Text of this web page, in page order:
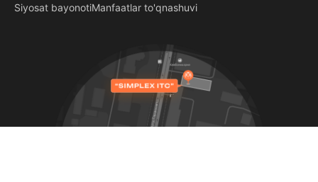
Siyosat bayonotiManfaatlar to'qnashuvi